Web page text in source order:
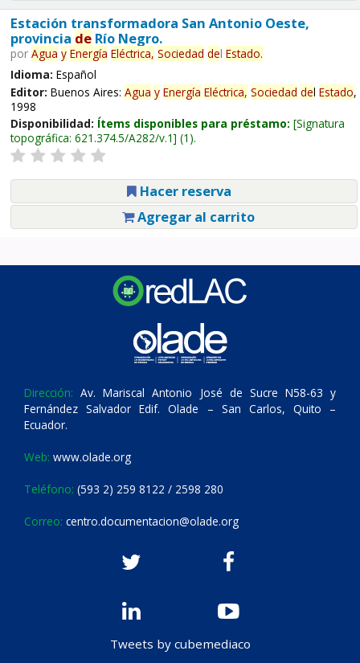
Estación transformadora San Antonio Oeste,
provincia deRío Negro.
por Agua y Energía Eléctrica, Sociedad del Estado.
Idioma: Español
Editor: Buenos Aires: Agua y Energía Eléctrica, Sociedad del Estado,
1998
Disponibilidad: Ítems disponibles para préstamo: Signatura
topográfica: 621.374.5/A282/v.1 (1).
Hacer reserva
Agregar al carrito
Dirección: Av. Mariscal Antonio José de Sucre N58-63 y
Fernández Salvador Edif. Olade – San Carlos, Quito –
Ecuador.
Web: www.olade.org
Teléfono: (593 2) 259 8122 / 2598 280
Correo: centro.documentacion@olade.org
Tweets by cubemediaco